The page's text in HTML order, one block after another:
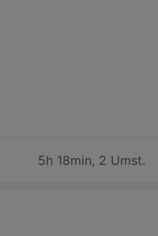
5h 18min, 2 Umst.